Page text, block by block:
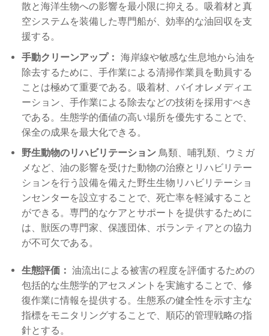
散と海洋生物への影響を最小限に抑える。吸着材と真
空システムを装備した専門船が、効率的な油回収を支
援する。
手動クリーンアップ： 海岸線や敏感な生息地から油を
除去するために、手作業による清掃作業員を動員する
ことは極めて重要である。吸着材、バイオレメディエ
ーション、手作業による除去などの技術を採用すべき
である。生態学的価値の高い場所を優先することで、
保全の成果を最大化できる。
野生動物のリハビリテーション鳥類、哺乳類、ウミガ
メなど、油の影響を受けた動物の治療とリハビリテー
ションを行う設備を備えた野生生物リハビリテーショ
ンセンターを設立することで、死亡率を軽減すること
ができる。専門的なケアとサポートを提供するために
は、獣医の専門家、保護団体、ボランティアとの協力
が不可欠である。
生態評価： 油流出による被害の程度を評価するための
包括的な生態学的アセスメントを実施することで、修
復作業に情報を提供する。生態系の健全性を示す主な
指標をモニタリングすることで、順応的管理戦略の指
針とする。